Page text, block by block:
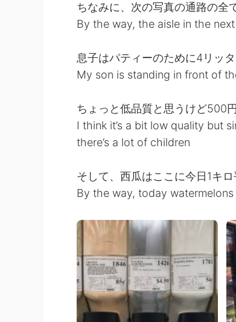
ちなみに、次の写真の通路の全
By the way, the aisle in the
息子はパティーのために4リッ
My son is standing in front of
ちょっと低品質と思うけど500
I think it’s a bit low quality but
there’s a lot of children
そして、西瓜はここに今日1キ
By the way, today